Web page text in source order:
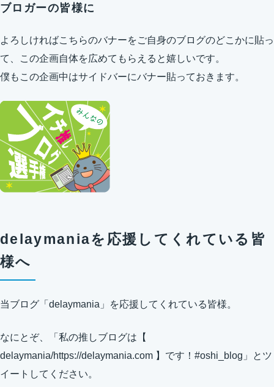
ブロガーの皆様に
よろしければこちらのバナーをご自身のブログのどこかに貼っ
て、この企画自体を広めてもらえると嬉しいです。
僕もこの企画中はサイドバーにバナー貼っておきます。
delaymaniaを応援してくれている皆
様へ
当ブログ「delaymania」を応援してくれている皆様。
なにとぞ、「私の推しブログは【
delaymania/https://delaymania.com 】です！#oshi_blog」とツ
イートしてください。